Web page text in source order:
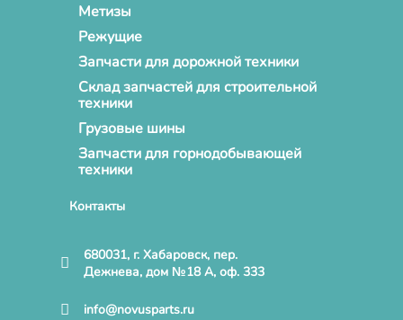
Метизы
Режущие
Запчасти для дорожной техники
Склад запчастей для строительной
техники
Грузовые шины
Запчасти для горнодобывающей
техники
Контакты
680031, г. Хабаровск, пер.
Дежнева, дом №18 А, оф. 333
info@novusparts.ru